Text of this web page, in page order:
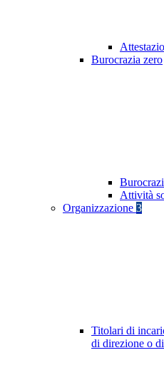
Burocrazia zero
Attività
Organizzazione 3
Titolari di
di direzione o